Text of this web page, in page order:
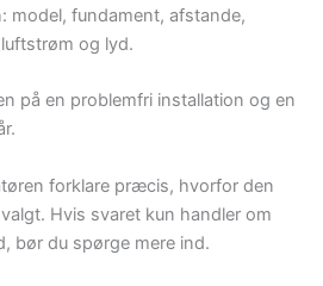
model, fundament, afstande,
og lyd.
på en problemfri installation og en
forklare præcis, hvorfor den
Hvis svaret kun handler om
bør du spørge mere ind.